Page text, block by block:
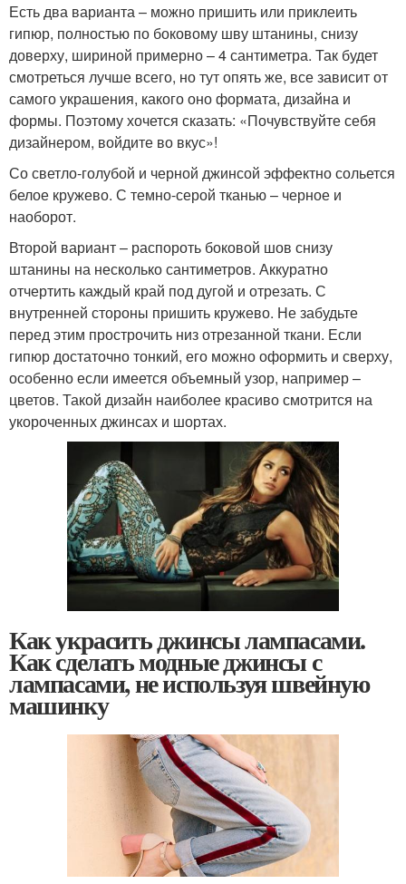
Есть два варианта – можно пришить или приклеить
гипюр, полностью по боковому шву штанины, снизу
доверху, шириной примерно – 4 сантиметра. Так будет
смотреться лучше всего, но тут опять же, все зависит от
самого украшения, какого оно формата, дизайна и
формы. Поэтому хочется сказать: «Почувствуйте себя
дизайнером, войдите во вкус»!
Со светло-голубой и черной джинсой эффектно сольется
белое кружево. С темно-серой тканью – черное и
наоборот.
Второй вариант – распороть боковой шов снизу
штанины на несколько сантиметров. Аккуратно
отчертить каждый край под дугой и отрезать. С
внутренней стороны пришить кружево. Не забудьте
перед этим прострочить низ отрезанной ткани. Если
гипюр достаточно тонкий, его можно оформить и сверху,
особенно если имеется объемный узор, например –
цветов. Такой дизайн наиболее красиво смотрится на
укороченных джинсах и шортах.
Как украсить джинсы лампасами.
Как сделать модные джинсы с
лампасами, не используя швейную
машинку